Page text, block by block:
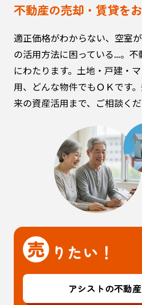
不動産の売却・賃貸を
適正価格がわからない、空室
の活用方法に困っている...。 不
にわたります。土地・戸建・
用、どんな物件でもＯＫです
来の資産活用まで、ご相談くだ
アシストの不動